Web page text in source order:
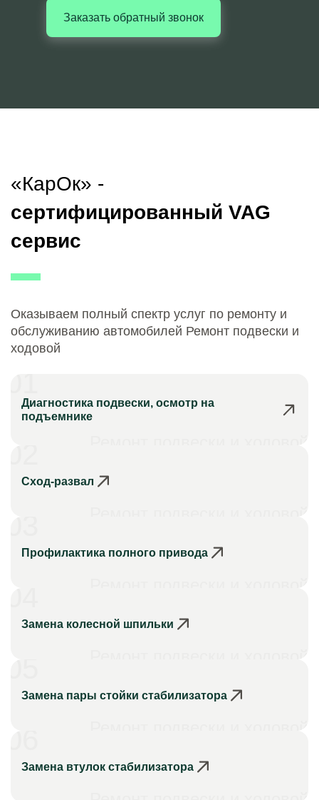
Заказать обратный звонок
«КарОк» -
сертифицированный VAG
сервис
Оказываем полный спектр услуг по ремонту и
обслуживанию автомобилей Ремонт подвески и
ходовой
Диагностика подвески, осмотр на
подъемнике
Сход-развал
Профилактика полного привода
Замена колесной шпильки
Замена пары стойки стабилизатора
Замена втулок стабилизатора